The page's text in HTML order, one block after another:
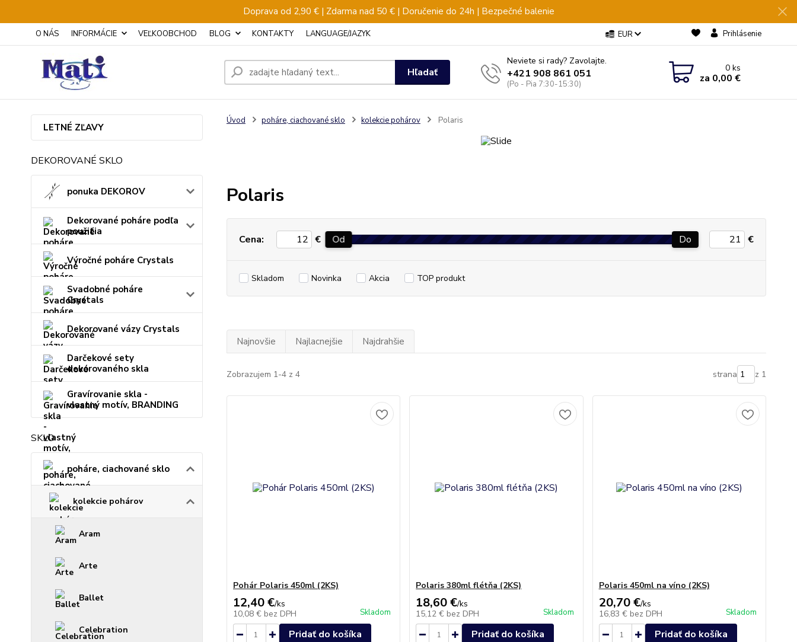
Doprava od 2,90 € | Zdarma nad 50 € | Doručenie do 24h | Bezpečné balenie
O NÁS INFORMÁCIE VEĽKOOBCHOD BLOG KONTAKTY LANGUAGE/JAZYK EUR Prihlásenie
Hľadať
Neviete si rady? Zavolajte.
+421 908 861 051
(Po - Pia 7:30-15:30)
0ks
za 0,00 €
LETNÉ ZĽAVY
DEKOROVANÉ SKLO
ponuka DEKOROV
Dekorované poháre podľa
použitia
Výročné poháre Crystals
Svadobné poháre
Crystals
Dekorované vázy Crystals
Darčekové sety
dekorovaného skla
Gravírovanie skla -
vlastný motív, BRANDING
SKLO
poháre, ciachované sklo
kolekcie pohárov
Aram
Arte
Ballet
Celebration
Úvod poháre, ciachované sklo kolekcie pohárov Polaris
Polaris
Cena: € Od Do €
Skladom Novinka Akcia TOP produkt
Najnovšie Najlacnejšie Najdrahšie
Zobrazujem 1-4 z 4 strana z 1
Pohár Polaris 450ml (2KS)
12,40 €/ks
10,08 € bez DPH Skladom
Pridať do košíka
Polaris 380ml flétňa (2KS)
18,60 €/ks
15,12 € bez DPH Skladom
Pridať do košíka
Polaris 450ml na víno (2KS)
20,70 €/ks
16,83 € bez DPH Skladom
Pridať do košíka